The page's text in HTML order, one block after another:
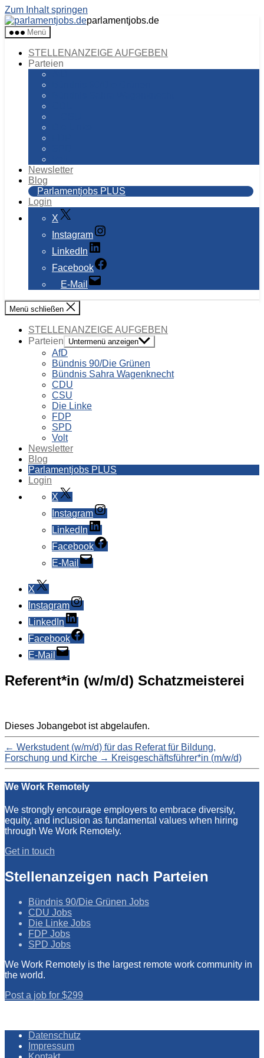
Zum Inhalt springen
parlamentjobs.de
Menü
STELLENANZEIGE AUFGEBEN
Parteien
Newsletter
Blog
Parlamentjobs PLUS
Login
X
Instagram
LinkedIn
Facebook
E-Mail
Menü schließen
STELLENANZEIGE AUFGEBEN
Parteien
Untermenü anzeigen
AfD
Bündnis 90/Die Grünen
Bündnis Sahra Wagenknecht
CDU
CSU
Die Linke
FDP
SPD
Volt
Newsletter
Blog
Parlamentjobs PLUS
Login
X
Instagram
LinkedIn
Facebook
E-Mail
X
Instagram
LinkedIn
Facebook
E-Mail
Referent*in (w/m/d) Schatzmeisterei
Dieses Jobangebot ist abgelaufen.
← Werkstudent (w/m/d) für das Referat für Bildung,
Forschung und Kirche → Kreisgeschäftsführer*in (m/w/d)
We Work Remotely
We strongly encourage employers to embrace diversity,
equity, and inclusion as fundamental values when hiring
through We Work Remotely.
Get in touch
Stellenanzeigen nach Parteien
Bündnis 90/Die Grünen Jobs
CDU Jobs
Die Linke Jobs
FDP Jobs
SPD Jobs
We Work Remotely is the largest remote work community in
the world.
Post a job for $299
Datenschutz
Impressum